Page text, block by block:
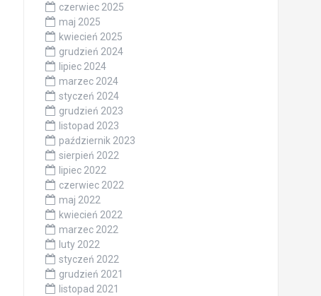
czerwiec 2025
maj 2025
kwiecień 2025
grudzień 2024
lipiec 2024
marzec 2024
styczeń 2024
grudzień 2023
listopad 2023
październik 2023
sierpień 2022
lipiec 2022
czerwiec 2022
maj 2022
kwiecień 2022
marzec 2022
luty 2022
styczeń 2022
grudzień 2021
listopad 2021